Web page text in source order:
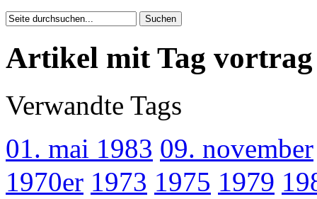
Artikel mit Tag vortrag
Verwandte Tags
01. mai 1983 09. november
1970er 1973 1975 1979